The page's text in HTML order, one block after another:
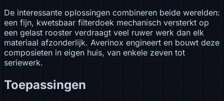
De interessante oplossingen combineren beide werelden:
een fijn, kwetsbaar filterdoek mechanisch versterkt op
een gelast rooster verdraagt veel ruwer werk dan elk
materiaal afzonderlijk. Averinox engineert en bouwt deze
composieten in eigen huis, van enkele zeven tot
seriewerk.
Toepassingen